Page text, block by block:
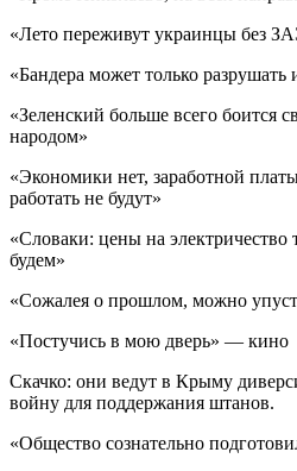
«Лето переживут украинцы без
«Бандера может только разрушать
«Зеленский больше всего боится
народом»
«Экономики нет, заработной
работать не будут»
«Словаки: цены на электричество
будем»
«Сожалея о прошлом, можно
«Постучись в мою дверь» — кино
Скачко: они ведут в Крыму
войну для поддержания штанов.
«Общество сознательно